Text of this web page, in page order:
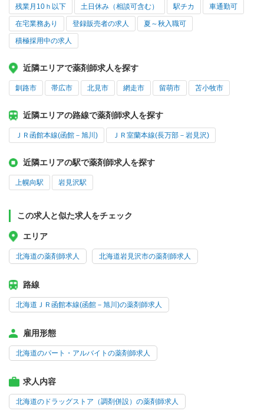
残業月10ｈ以下 土日休み（相談可含む） 駅チカ 車通勤可
在宅業務あり 登録販売者の求人 夏～秋入職可
積極採用中の求人
近隣エリアで薬剤師求人を探す
釧路市 帯広市 北見市 網走市 留萌市 苫小牧市
近隣エリアの路線で薬剤師求人を探す
ＪＲ函館本線(函館－旭川) ＪＲ室蘭本線(長万部－岩見沢)
近隣エリアの駅で薬剤師求人を探す
上幌向駅 岩見沢駅
この求人と似た求人をチェック
エリア
北海道の薬剤師求人 北海道岩見沢市の薬剤師求人
路線
北海道ＪＲ函館本線(函館－旭川)の薬剤師求人
雇用形態
北海道のパート・アルバイトの薬剤師求人
求人内容
北海道のドラッグストア（調剤併設）の薬剤師求人